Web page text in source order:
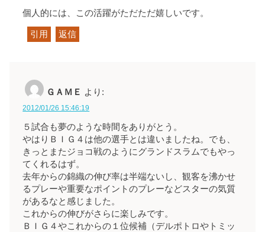
個人的には、この活躍がただただ嬉しいです。
引用 返信
ＧＡＭＥ より:
2012/01/26 15:46:19
５試合も夢のような時間をありがとう。
やはりＢＩＧ４は他の選手とは違いましたね。でも、
きっとまたジョコ戦のようにグランドスラムでもやっ
てくれるはず。
去年からの錦織の伸び率は半端ないし、観客を沸かせ
るプレーや重要なポイントのプレーなどスターの気質
があるなと感じました。
これからの伸びがさらに楽しみです。
ＢＩＧ４やこれからの１位候補（デルポトロやトミッ